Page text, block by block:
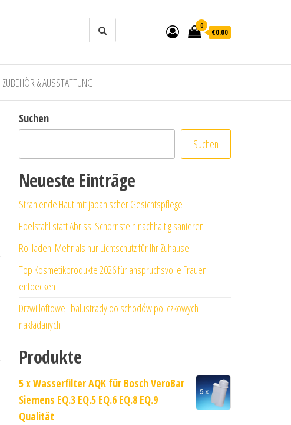
0
€0.00
ZUBEHÖR & AUSSTATTUNG
Suchen
Suchen
Neueste Einträge
Strahlende Haut mit japanischer Gesichtspflege
Edelstahl statt Abriss: Schornstein nachhaltig sanieren
Rollläden: Mehr als nur Lichtschutz für Ihr Zuhause
Top Kosmetikprodukte 2026 für anspruchsvolle Frauen
entdecken
Drzwi loftowe i balustrady do schodów policzkowych
nakładanych
Produkte
5 x Wasserfilter AQK für Bosch VeroBar
Siemens EQ.3 EQ.5 EQ.6 EQ.8 EQ.9
Qualität